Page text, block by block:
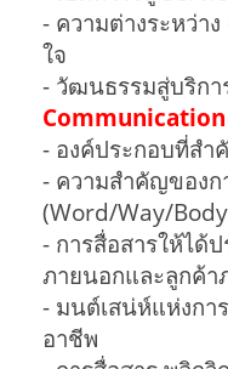
- ความต่างระหว่า
ใจ
- วัฒนธรรมสู่บริกา
Communication
- องค์ประกอบที่สำ
- ความสำคัญของก
(Word/Way/
- การสื่อสารให้ได้
ภายนอกและลูกค้า
- มนต์เสน่ห์แห่งกา
อาชีพ